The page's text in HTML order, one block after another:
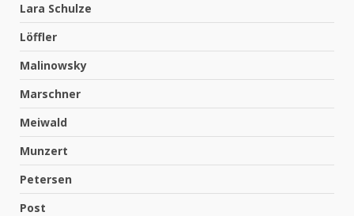
Lara Schulze
Löffler
Malinowsky
Marschner
Meiwald
Munzert
Petersen
Post